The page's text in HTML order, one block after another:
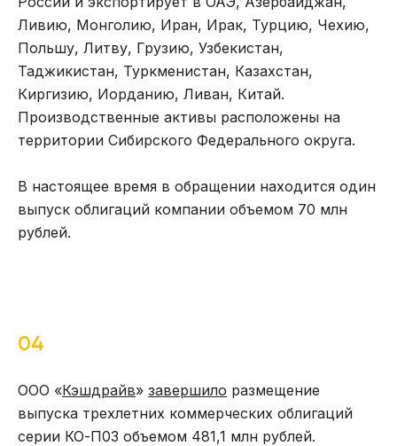
Ливию, Монголию, Иран, Ирак, Турцию, Чехию,
Польшу, Литву, Грузию, Узбекистан,
Таджикистан, Туркменистан, Казахстан,
Киргизию, Иорданию, Ливан, Китай.
Производственные активы расположены на
территории Сибирского Федерального округа.
В настоящее время в обращении находится один
выпуск облигаций компании объемом 70 млн
рублей.
04
ООО «Кэшдрайв» завершило размещение
выпуска трехлетних коммерческих облигаций
серии КО-П03 объемом 481,1 млн рублей.